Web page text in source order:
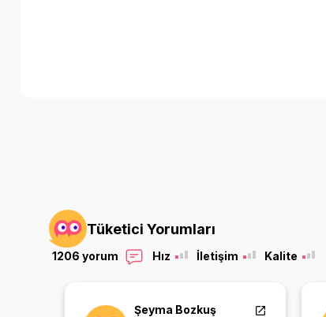
Tüketici Yorumları
1206 yorum Hız İletişim Kalite
Şeyma Bozkuş